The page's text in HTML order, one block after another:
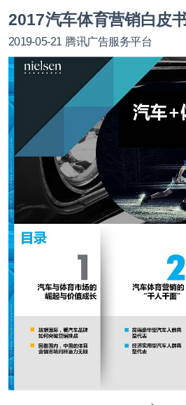
2017汽车体育营销白皮
2019-05-21 腾讯广告服务平台
、